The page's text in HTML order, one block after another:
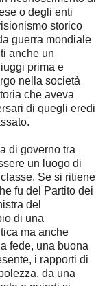
o degli enti
storico
guerra mondiale
anche un
prima e
nella società
che aveva
di quegli eredi
di governo tra
un luogo di
Se si ritiene
fu del Partito dei
del
di una
ma anche
fede, una buona
i rapporti di
da una